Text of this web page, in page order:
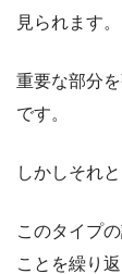
見られます。
重要な部分
です。
しかしそれ
このタイプ
ことを繰り